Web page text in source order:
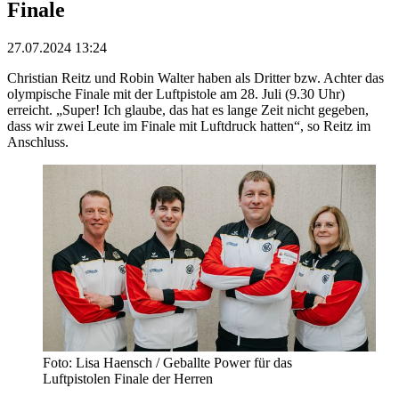
Finale
27.07.2024 13:24
Christian Reitz und Robin Walter haben als Dritter bzw. Achter das
olympische Finale mit der Luftpistole am 28. Juli (9.30 Uhr)
erreicht. „Super! Ich glaube, das hat es lange Zeit nicht gegeben,
dass wir zwei Leute im Finale mit Luftdruck hatten“, so Reitz im
Anschluss.
Foto: Lisa Haensch / Geballte Power für das
Luftpistolen Finale der Herren